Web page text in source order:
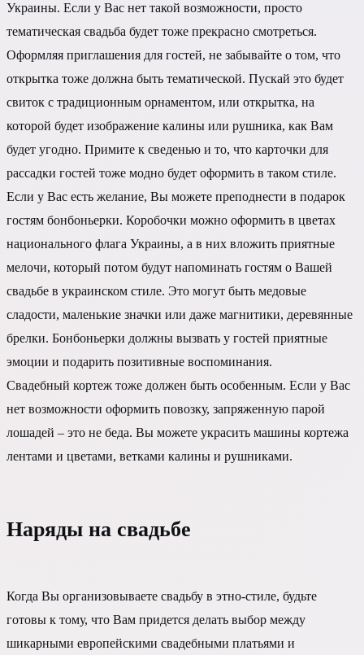
Украины. Если у Вас нет такой возможности, просто
тематическая свадьба будет тоже прекрасно смотреться.
Оформляя приглашения для гостей, не забывайте о том, что
открытка тоже должна быть тематической. Пускай это будет
свиток с традиционным орнаментом, или открытка, на
которой будет изображение калины или рушника, как Вам
будет угодно. Примите к сведенью и то, что карточки для
рассадки гостей тоже модно будет оформить в таком стиле.
Если у Вас есть желание, Вы можете преподнести в подарок
гостям бонбоньерки. Коробочки можно оформить в цветах
национального флага Украины, а в них вложить приятные
мелочи, который потом будут напоминать гостям о Вашей
свадьбе в украинском стиле. Это могут быть медовые
сладости, маленькие значки или даже магнитики, деревянные
брелки. Бонбоньерки должны вызвать у гостей приятные
эмоции и подарить позитивные воспоминания.
Свадебный кортеж тоже должен быть особенным. Если у Вас
нет возможности оформить повозку, запряженную парой
лошадей – это не беда. Вы можете украсить машины кортежа
лентами и цветами, ветками калины и рушниками.
Наряды на свадьбе
Когда Вы организовываете свадьбу в этно-стиле, будьте
готовы к тому, что Вам придется делать выбор между
шикарными европейскими свадебными платьями и